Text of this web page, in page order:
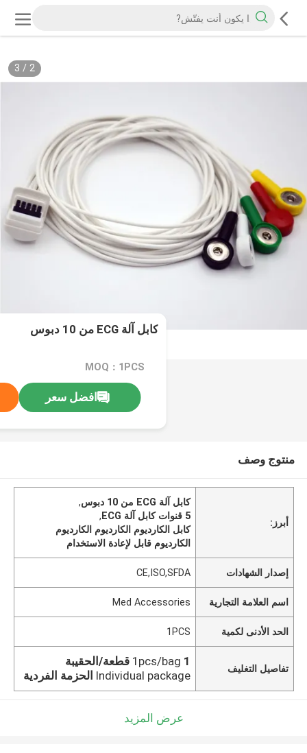
2
/
3
كابل آلة ECG من 10 دبوس
MOQ：1PCS
افضل سعر
منتوج وصف
أبرز:
كابل آلة ECG من 10 دبوس
,
5 قنوات كابل آلة ECG
,
كابل الكارديوم الكارديوم الكارديوم
الكارديوم قابل لإعادة الاستخدام
إصدار الشهادات CE,ISO,SFDA
اسم العلامة التجارية Med Accessories
الحد الأدنى لكمية 1PCS
تفاصيل التغليف
1pcs/bag 1 قطعة/الحقيبة
Individual package الحزمة الفردية
عرض المزيد